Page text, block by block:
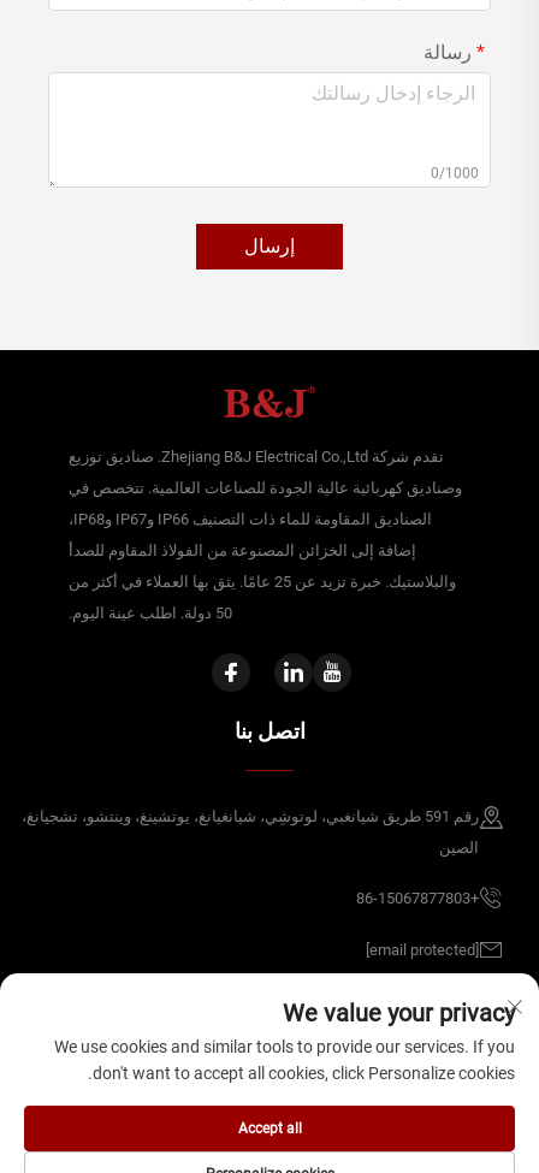
رسالة
0/1000
إرسال
تقدم شركة Zhejiang B&J Electrical Co.,Ltd. صناديق توزيع
وصناديق كهربائية عالية الجودة للصناعات العالمية. تتخصص في
الصناديق المقاومة للماء ذات التصنيف IP66 وIP67 وIP68،
إضافة إلى الخزائن المصنوعة من الفولاذ المقاوم للصدأ
والبلاستيك. خبرة تزيد عن 25 عامًا. يثق بها العملاء في أكثر من
50 دولة. اطلب عينة اليوم.
اتصل بنا
رقم 591 طريق شيانغبي، لوتوشِي، شيانغيانغ، يوتشينغ، وينتشو، تشجيانغ،
الصين
+86-15067877803
[email protected]
جميع الحقوق محفوظة.سياسة الخصوصية
We value your privacy
We use cookies and similar tools to provide our services. If you
don't want to accept all cookies, click Personalize cookies.
Accept all